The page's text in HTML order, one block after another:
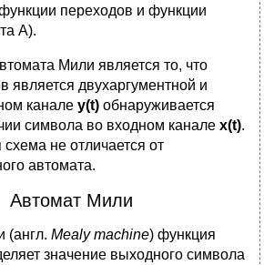
переходов и функции
A).
Мили является то, что
является двухаргументной и
канале y(t) обнаруживается
символа во входном канале x(t).
не отличается от
автомата.
Автомат Мили
(англ. Mealy machine) функция
значение выходного символа